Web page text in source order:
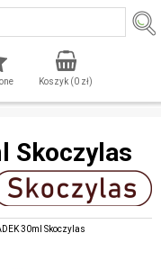
Koszyk (0zł)
Skoczylas
30ml Skoczylas